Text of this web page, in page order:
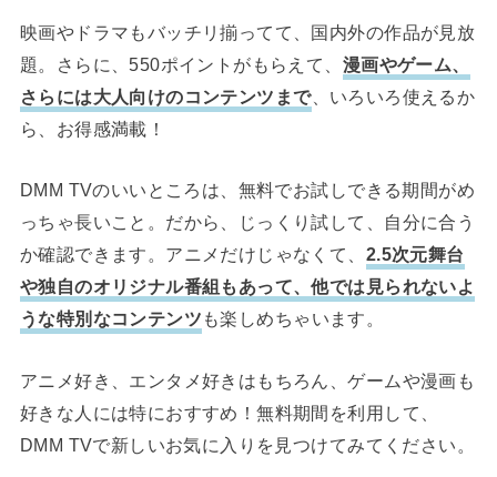
映画やドラマもバッチリ揃ってて、国内外の作品が見放
題。さらに、550ポイントがもらえて、 漫画やゲーム、
さらには大人向けのコンテンツまで、いろいろ使えるか
ら、お得感満載！
DMM TVのいいところは、無料でお試しできる期間がめ
っちゃ長いこと。だから、じっくり試して、自分に合う
か確認できます。アニメだけじゃなくて、 2.5次元舞台
や独自のオリジナル番組もあって、他では見られないよ
うな特別なコンテンツ も楽しめちゃいます。
アニメ好き、エンタメ好きはもちろん、ゲームや漫画も
好きな人には特におすすめ！無料期間を利用して、
DMM TVで新しいお気に入りを見つけてみてください。